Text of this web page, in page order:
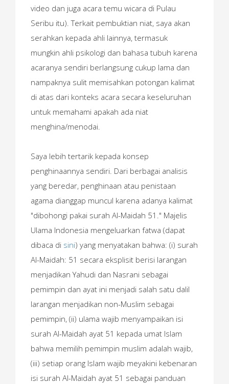
video dan juga acara temu wicara di Pulau
Seribu itu). Terkait pembuktian niat, saya akan
serahkan kepada ahli lainnya, termasuk
mungkin ahli psikologi dan bahasa tubuh karena
acaranya sendiri berlangsung cukup lama dan
nampaknya sulit memisahkan potongan kalimat
di atas dari konteks acara secara keseluruhan
untuk memahami apakah ada niat
menghina/menodai.
Saya lebih tertarik kepada konsep
penghinaannya sendiri. Dari berbagai analisis
yang beredar, penghinaan atau penistaan
agama dianggap muncul karena adanya kalimat
"dibohongi pakai surah Al-Maidah 51." Majelis
Ulama Indonesia mengeluarkan fatwa (dapat
dibaca di sini) yang menyatakan bahwa: (i) surah
Al-Maidah: 51 secara eksplisit berisi larangan
menjadikan Yahudi dan Nasrani sebagai
pemimpin dan ayat ini menjadi salah satu dalil
larangan menjadikan non-Muslim sebagai
pemimpin, (ii) ulama wajib menyampaikan isi
surah Al-Maidah ayat 51 kepada umat Islam
bahwa memilih pemimpin muslim adalah wajib,
(iii) setiap orang Islam wajib meyakini kebenaran
isi surah Al-Maidah ayat 51 sebagai panduan